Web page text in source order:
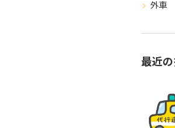
外車
最近